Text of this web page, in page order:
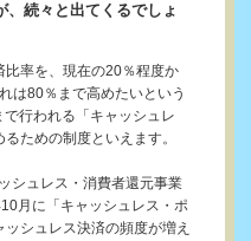
、続々と出てくるでしょ
比率を、現在の20％程度か
は80％まで高めたいという
行われる「キャッシュレ
ための制度といえます。
シュレス・消費者還元事業
月に「キャッシュレス・ポ
シュレス決済の頻度が増え